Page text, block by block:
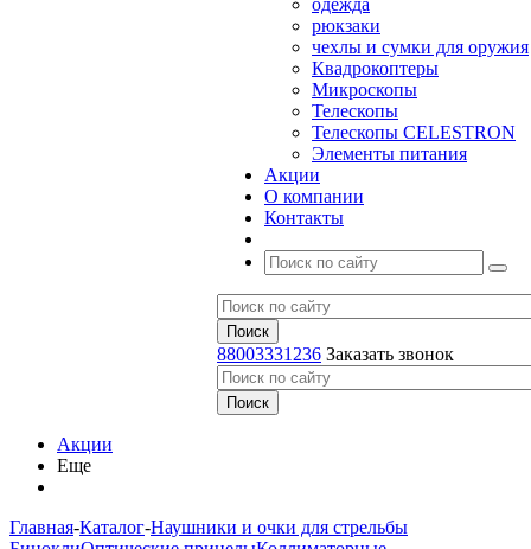
одежда
рюкзаки
чехлы и сумки для оружия
Квадрокоптеры
Микроскопы
Телескопы
Телескопы CELESTRON
Элементы питания
Акции
О компании
Контакты
88003331236 Заказать звонок
Акции
Еще
Главная-Каталог-Наушники и очки для стрельбы